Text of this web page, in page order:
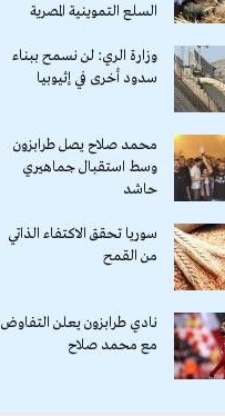
السلع التموينية المصرية
وزارة الري: لن نسمح ببناء
سدود أخرى في إثيوبيا
محمد صلاح يصل طرابزون
وسط استقبال جماهيري
حاشد
سوريا تحقق الاكتفاء الذاتي
من القمح
نادي طرابزون يعلن التفاوض
مع محمد صلاح